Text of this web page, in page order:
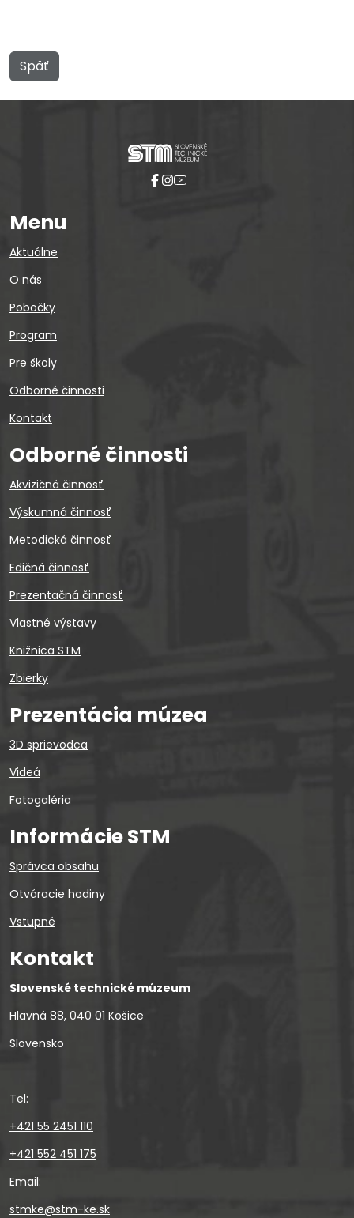
Späť
Menu
Aktuálne
O nás
Pobočky
Program
Pre školy
Odborné činnosti
Kontakt
Odborné činnosti
Akvizičná činnosť
Výskumná činnosť
Metodická činnosť
Edičná činnosť
Prezentačná činnosť
Vlastné výstavy
Knižnica STM
Zbierky
Prezentácia múzea
3D sprievodca
Videá
Fotogaléria
Informácie STM
Správca obsahu
Otváracie hodiny
Vstupné
Kontakt
Slovenské technické múzeum
Hlavná 88, 040 01 Košice
Slovensko
Tel:
+421 55 2451 110
+421 552 451 175
Email:
stmke@stm-ke.sk